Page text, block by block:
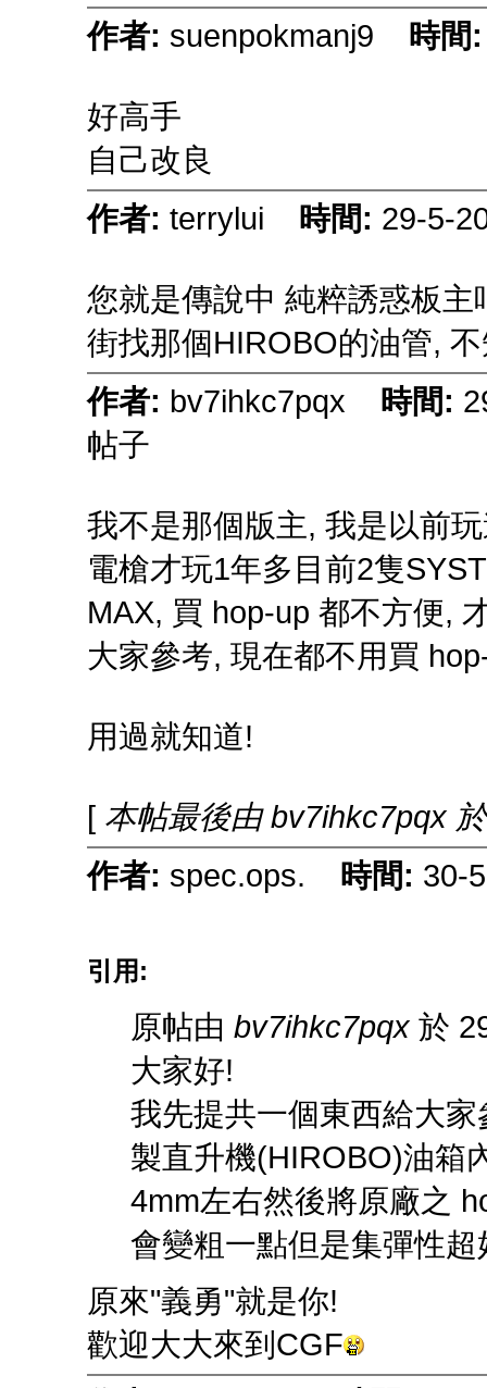
作者: suenpokmanj9 時
好高手
自己改良
作者: terrylui 時間: 29-5-
您就是傳說中 純粹誘惑板
街找那個HIROBO的油管,
作者: bv7ihkc7pqx 時間:
帖子
我不是那個版主, 我是以前
電槍才玩1年多目前2隻
MAX, 買 hop-up 都不方便,
大家參考, 現在都不用買
用過就知道!
[ 本帖最後由 bv7ihkc7pqx
作者: spec.ops. 時間: 30-
引用:
原帖由 bv7ihkc7pqx 於
大家好!
我先提共一個東西給大
製直升機(HIROBO)油箱
4mm左右然後將原廠之
會變粗一點但是集彈性
原來"義勇"就是你!
歡迎大大來到CGF